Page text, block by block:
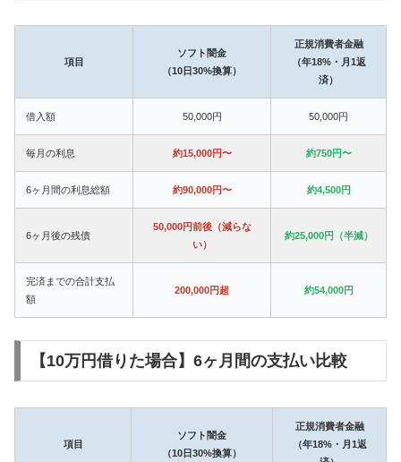
項目
ソフト闇金
（10日30%換算）
正規消費者金融
（年18%・月1返
済）
借入額 50,000円 50,000円
毎月の利息 約15,000円〜 約750円〜
6ヶ月間の利息総額 約90,000円〜 約4,500円
6ヶ月後の残債
50,000円前後（減らな
い）
約25,000円（半減）
完済までの合計支払
額
200,000円超 約54,000円
【10万円借りた場合】6ヶ月間の支払い比較
項目
ソフト闇金
（10日30%換算）
正規消費者金融
（年18%・月1返